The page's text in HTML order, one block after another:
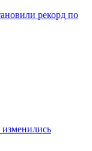
рекорд по